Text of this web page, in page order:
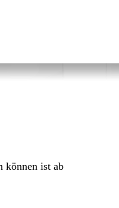
können ist ab